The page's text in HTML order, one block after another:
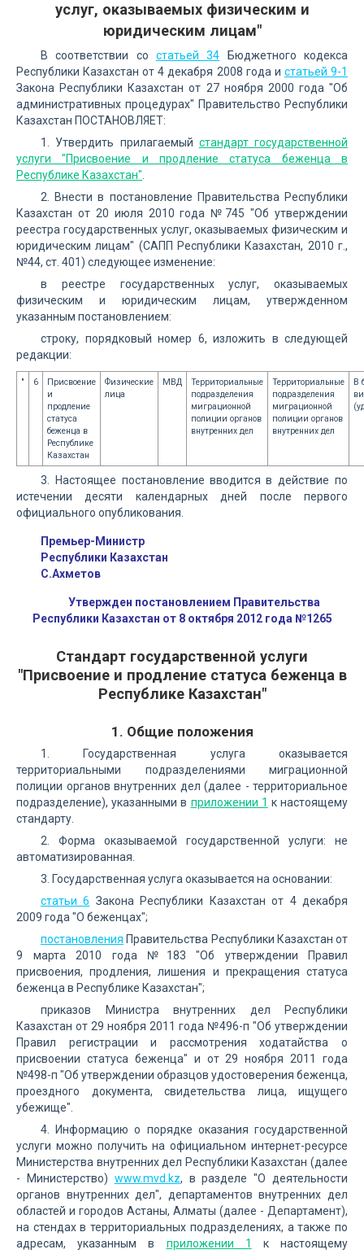
услуг, оказываемых физическим и
юридическим лицам"
В соответствии со статьей 34 Бюджетного кодекса
Республики Казахстан от 4 декабря 2008 года и статьей 9-1
Закона Республики Казахстан от 27 ноября 2000 года "Об
административных процедурах" Правительство Республики
Казахстан ПОСТАНОВЛЯЕТ:
1. Утвердить прилагаемый стандарт государственной
услуги "Присвоение и продление статуса беженца в
Республике Казахстан"
2. Внести в постановление Правительства Республики
Казахстан от 20 июля 2010 года №745 "Об утверждении
реестра государственных услуг, оказываемых физическим и
юридическим лицам" (САПП Республики Казахстан, 2010 г.,
№44, ст. 401) следующее изменение:
в реестре государственных услуг, оказываемых
физическим и юридическим лицам, утвержденном
указанным постановлением:
строку, порядковый номер 6, изложить в следующей
редакции:
" 6
Присвоение
и
продление
статуса
беженца в
Республике
Казахстан
Физические
лица
МВД
Территориальные
подразделения
миграционной
полиции органов
внутренних дел
Территориальные
подразделения
миграционной
полиции органов
внутренних дел
В
3. Настоящее постановление вводится в действие по
истечении десяти календарных дней после первого
официального опубликования.
Премьер-Министр
Республики Казахстан
С.Ахметов
Утвержден постановлением Правительства
Республики Казахстан от 8 октября 2012 года №1265
Стандарт государственной услуги
"Присвоение и продление статуса беженца в
Республике Казахстан"
1. Общие положения
1. Государственная услуга оказывается
территориальными подразделениями миграционной
полиции органов внутренних дел (далее - территориальное
подразделение), указанными в приложении 1 к настоящему
стандарту.
2. Форма оказываемой государственной услуги: не
автоматизированная.
3. Государственная услуга оказывается на основании:
статьи 6 Закона Республики Казахстан от 4 декабря
2009 года "О беженцах";
постановления Правительства Республики Казахстан от
9 марта 2010 года №183 "Об утверждении Правил
присвоения, продления, лишения и прекращения статуса
беженца в Республике Казахстан";
приказов Министра внутренних дел Республики
Казахстан от 29 ноября 2011 года №496-п "Об утверждении
Правил регистрации и рассмотрения ходатайства о
присвоении статуса беженца" и от 29 ноября 2011 года
№498-п "Об утверждении образцов удостоверения беженца,
проездного документа, свидетельства лица, ищущего
убежище".
4. Информацию о порядке оказания государственной
услуги можно получить на официальном интернет-ресурсе
Министерства внутренних дел Республики Казахстан (далее
- Министерство) www.mvd.kz, в разделе "О деятельности
органов внутренних дел", департаментов внутренних дел
областей и городов Астаны, Алматы (далее - Департамент),
на стендах в территориальных подразделениях, а также по
адресам, указанным в приложении 1
к настоящему